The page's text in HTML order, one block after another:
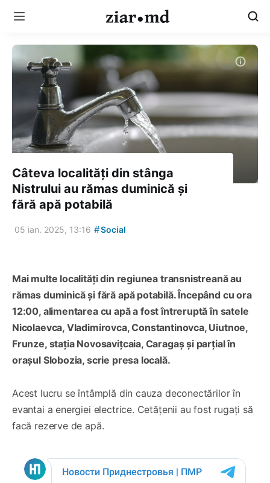
Câteva localități din stânga
Nistrului au rămas duminică și
fără apă potabilă
05 ian. 2025, 13:16 #Social
Mai multe localități din regiunea transnistreană au
rămas duminică și fără apă potabilă. Începând cu ora
12:00, alimentarea cu apă a fost întreruptă în satele
Nicolaevca, Vladimirovca, Constantinovca, Uiutnoe,
Frunze, stația Novosavițcaia, Caragaș și parțial în
orașul Slobozia, scrie presa locală.
Acest lucru se întâmplă din cauza deconectărilor în
evantai a energiei electrice. Cetățenii au fost rugați să
facă rezerve de apă.